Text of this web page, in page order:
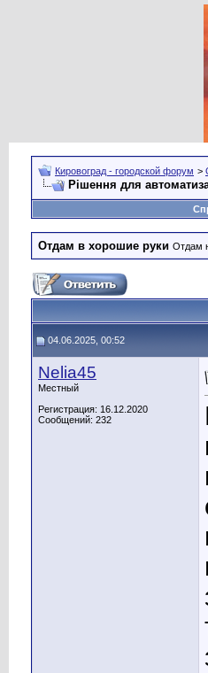
Кировоград - городской форум >
Рішення для
Отдам в хорошие руки Отдам
04.06.2025, 00:52
Nelia45
Местный
Регистрация: 16.12.2020
Сообщений: 232